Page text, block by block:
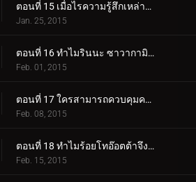
ตอนที่ 15 เมื่อไรความรู้สึกเหล่านั้นจะถูกบอกเล่า?
Jan. 25, 2015
ตอนที่ 16 ทำไมรินนะ ซาวากามิถึงประหม่า?
Feb. 01, 2015
ตอนที่ 17 ใครสามารถควบคุมความร้อนที่ตายแล้วได้?
Feb. 08, 2015
ตอนที่ 18 ทำไมร้อยโทอ๊อตต้าจึงตามเขาไป?
Feb. 15, 2015